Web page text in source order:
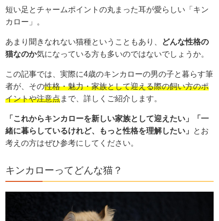
短い足とチャームポイントの丸まった耳が愛らしい「キン
カロー」。
あまり聞きなれない猫種ということもあり、
どんな性格の
猫なのか気になっている方も多いのではないでしょうか。
この記事では、実際に4歳のキンカローの男の子と暮らす筆
者が、その性格・魅力・家族として迎える際の飼い方のポ
イントや注意点まで、詳しくご紹介します。
「これからキンカローを新しい家族として迎えたい」「一
緒に暮らしているけれど、もっと性格を理解したい」
とお
考えの方はぜひ参考にしてください。
キンカローってどんな猫？